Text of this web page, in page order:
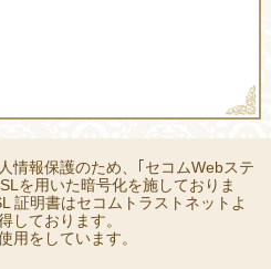
情報保護のため、｢セコムWebステ
を用いた暗号化を施しておりま
証明書はセコムトラストネットよ
しております。
用をしています。